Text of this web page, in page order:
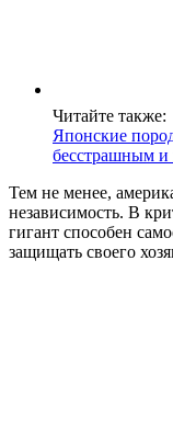
Читайте также:
Японские
бесстрашным
Тем не менее,
независимость. В
гигант способен
защищать своего